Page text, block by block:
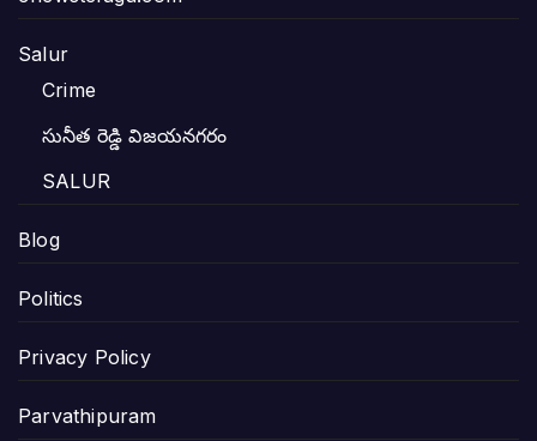
Salur
Crime
సునీత రెడ్డి విజయనగరం
SALUR
Blog
Politics
Privacy Policy
Parvathipuram